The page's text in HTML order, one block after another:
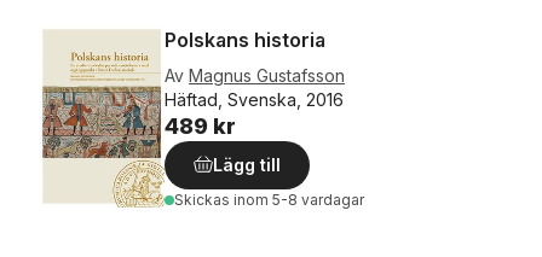
Polskans historia
Av Magnus Gustafsson
Häftad, Svenska, 2016
489 kr
Lägg till
Skickas inom 5-8 vardagar